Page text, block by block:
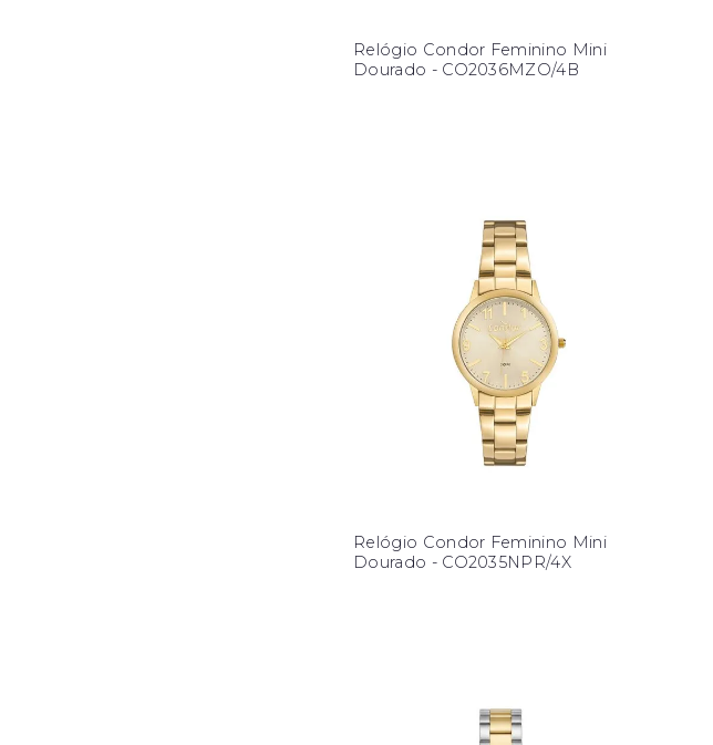
Relógio Condor Feminino Mini
Dourado - CO2036MZO/4B
Relógio Condor Feminino Mini
Dourado - CO2035NPR/4X